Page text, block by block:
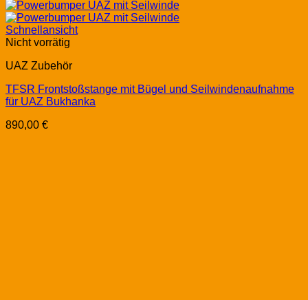
Schnellansicht
Nicht vorrätig
UAZ Zubehör
TFSR Frontstoßstange mit Bügel und Seilwindenaufnahme
für UAZ Bukhanka
890,00 €